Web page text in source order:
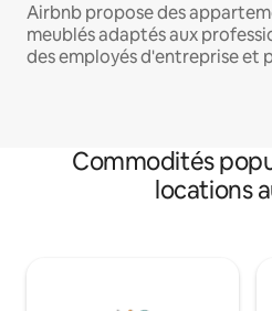
Airbnb propose des
meublés adaptés aux
des employés d'entreprise et
Commodités
locations